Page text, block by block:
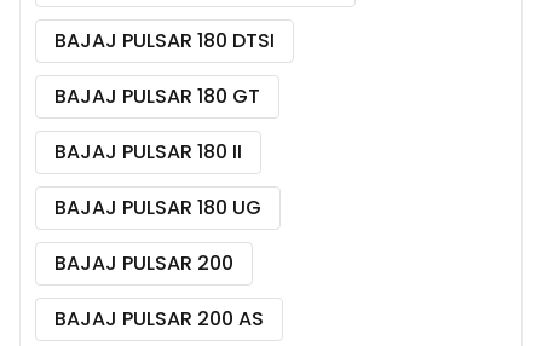
BAJAJ PULSAR 180 DTSI
BAJAJ PULSAR 180 GT
BAJAJ PULSAR 180 II
BAJAJ PULSAR 180 UG
BAJAJ PULSAR 200
BAJAJ PULSAR 200 AS